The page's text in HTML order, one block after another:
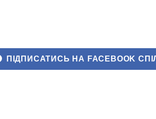
ПІДПИСАТИСЬ НА FACEBOOK